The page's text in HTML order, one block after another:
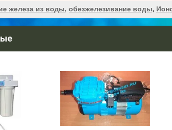
железа из воды, обезжелезивание воды,